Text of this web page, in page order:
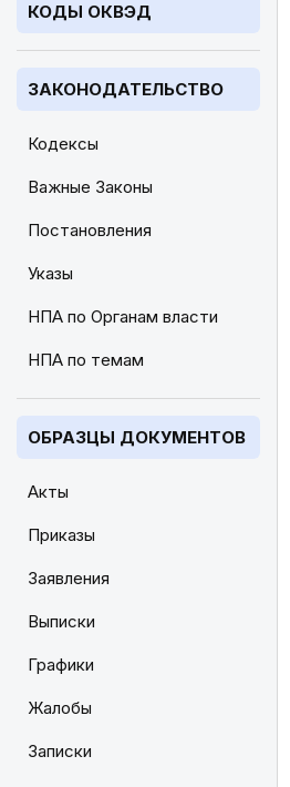
КОДЫ ОКВЭД
ЗАКОНОДАТЕЛЬСТВО
Кодексы
Важные Законы
Постановления
Указы
НПА по Органам власти
НПА по темам
ОБРАЗЦЫ ДОКУМЕНТОВ
Акты
Приказы
Заявления
Выписки
Графики
Жалобы
Записки